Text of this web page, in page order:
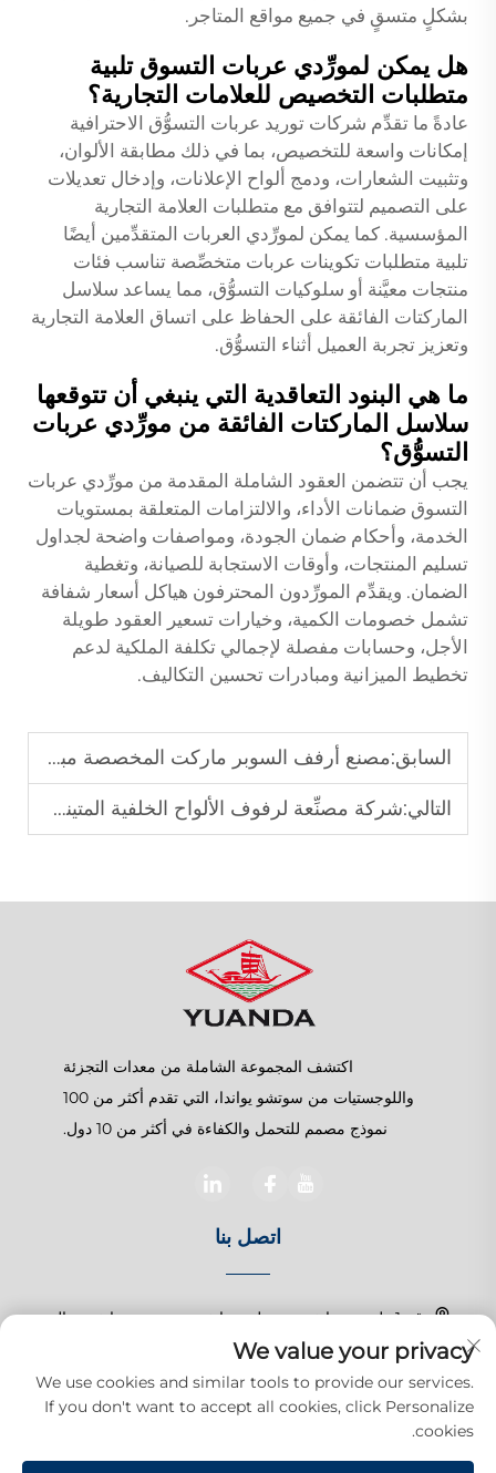
بشكلٍ متسقٍ في جميع مواقع المتاجر.
هل يمكن لمورِّدي عربات التسوق تلبية
متطلبات التخصيص للعلامات التجارية؟
عادةً ما تقدِّم شركات توريد عربات التسوُّق الاحترافية
إمكانات واسعة للتخصيص، بما في ذلك مطابقة الألوان،
وتثبيت الشعارات، ودمج ألواح الإعلانات، وإدخال تعديلات
على التصميم لتتوافق مع متطلبات العلامة التجارية
المؤسسية. كما يمكن لمورِّدي العربات المتقدِّمين أيضًا
تلبية متطلبات تكوينات عربات متخصِّصة تناسب فئات
منتجات معيَّنة أو سلوكيات التسوُّق، مما يساعد سلاسل
الماركتات الفائقة على الحفاظ على اتساق العلامة التجارية
وتعزيز تجربة العميل أثناء التسوُّق.
ما هي البنود التعاقدية التي ينبغي أن تتوقعها
سلاسل الماركتات الفائقة من مورِّدي عربات
التسوُّق؟
يجب أن تتضمن العقود الشاملة المقدمة من مورِّدي عربات
التسوق ضمانات الأداء، والالتزامات المتعلقة بمستويات
الخدمة، وأحكام ضمان الجودة، ومواصفات واضحة لجداول
تسليم المنتجات، وأوقات الاستجابة للصيانة، وتغطية
الضمان. ويقدِّم المورِّدون المحترفون هياكل أسعار شفافة
تشمل خصومات الكمية، وخيارات تسعير العقود طويلة
الأجل، وحسابات مفصلة لإجمالي تكلفة الملكية لدعم
تخطيط الميزانية ومبادرات تحسين التكاليف.
السابق:مصنع أرفف السوبر ماركت المخصصة مباشرةً للبقالات والصيدليات
التالي:شركة مصنِّعة لرفوف الألواح الخلفية المتينة لعرض البضائع في البيئات الحديثة
اكتشف المجموعة الشاملة من معدات التجزئة
واللوجستيات من سوتشو يواندا، التي تقدم أكثر من 100
نموذج مصمم للتحمل والكفاءة في أكثر من 10 دول.
اتصل بنا
رقم 1 طريق تشانغتشون، بلدة شانغهو، سوزهو، جيانغسو، الصين
+86-15150179453
[email protected]
We value your privacy
We use cookies and similar tools to provide our services.
If you don't want to accept all cookies, click Personalize
cookies.